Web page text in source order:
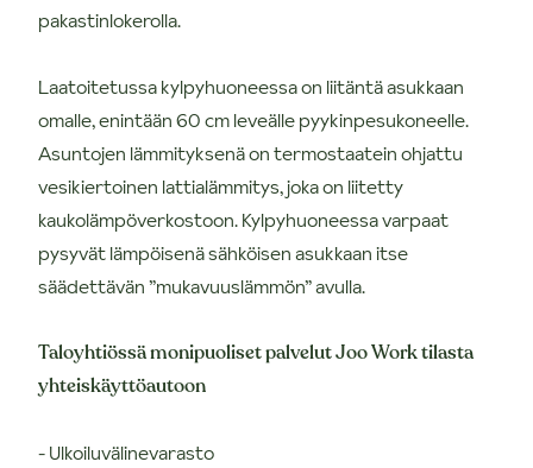
pakastinlokerolla.
Laatoitetussa kylpyhuoneessa on liitäntä asukkaan
omalle, enintään 60 cm leveälle pyykinpesukoneelle.
Asuntojen lämmityksenä on termostaatein ohjattu
vesikiertoinen lattialämmitys, joka on liitetty
kaukolämpöverkostoon. Kylpyhuoneessa varpaat
pysyvät lämpöisenä sähköisen asukkaan itse
säädettävän ”mukavuuslämmön” avulla.
Taloyhtiössä monipuoliset palvelut Joo Work tilasta
yhteiskäyttöautoon
- Ulkoiluvälinevarasto